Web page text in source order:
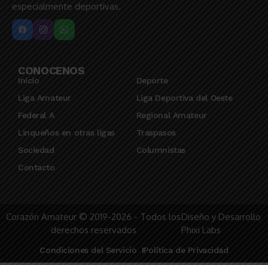
especialmente deportivas.
CONOCENOS
Inicio
Deporte
Liga Amateur
Liga Deportiva del Oeste
Federal A
Regional Amateur
Linqueños en otras ligas
Traspasos
Sociedad
Columnistas
Contacto
Corazón Amateur © 2019-2026 - Todos los
derechos reservados
Diseño y Desarrollo
Phixi Labs
Condiciones del Servicio Política de Privacidad